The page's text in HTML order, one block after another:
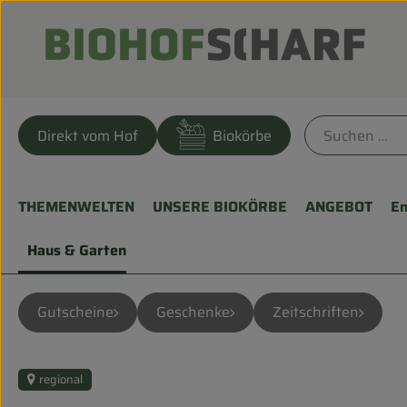
Direkt vom Hof Biokörbe
THEMENWELTEN UNSERE BIOKÖRBE ANGEBOT
Haus & Garten
Gutscheine Geschenke Zeitschriften
regional